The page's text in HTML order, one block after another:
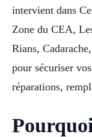
intervient dans
Zone du CEA,
Rians,
pour sécuriser
réparations,